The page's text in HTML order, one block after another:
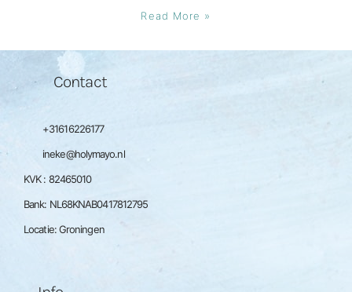
Read More »
Contact
+31616226177
ineke@holymayo.nl
KVK : 82465010
Bank: NL68KNAB0417812795
Locatie: Groningen